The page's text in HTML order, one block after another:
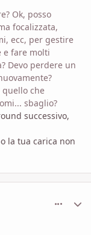
Ok, posso
focalizzata,
ecc, per gestire
e fare molti
Devo perdere un
che
sbaglio?
successivo,
la tua carica non